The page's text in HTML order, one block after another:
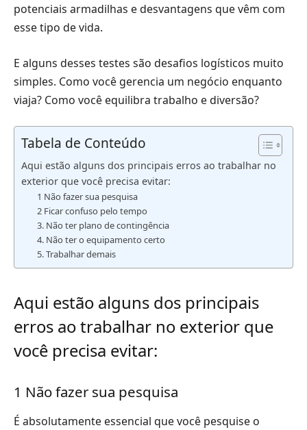
potenciais armadilhas e desvantagens que vêm com
esse tipo de vida.
E alguns desses testes são desafios logísticos muito
simples. Como você gerencia um negócio enquanto
viaja? Como você equilibra trabalho e diversão?
Tabela de Conteúdo
Aqui estão alguns dos principais erros ao trabalhar no
exterior que você precisa evitar:
1 Não fazer sua pesquisa
2 Ficar confuso pelo tempo
3. Não ter plano de contingência
4. Não ter o equipamento certo
5. Trabalhar demais
Aqui estão alguns dos principais
erros ao trabalhar no exterior que
você precisa evitar:
1 Não fazer sua pesquisa
É absolutamente essencial que você pesquise o